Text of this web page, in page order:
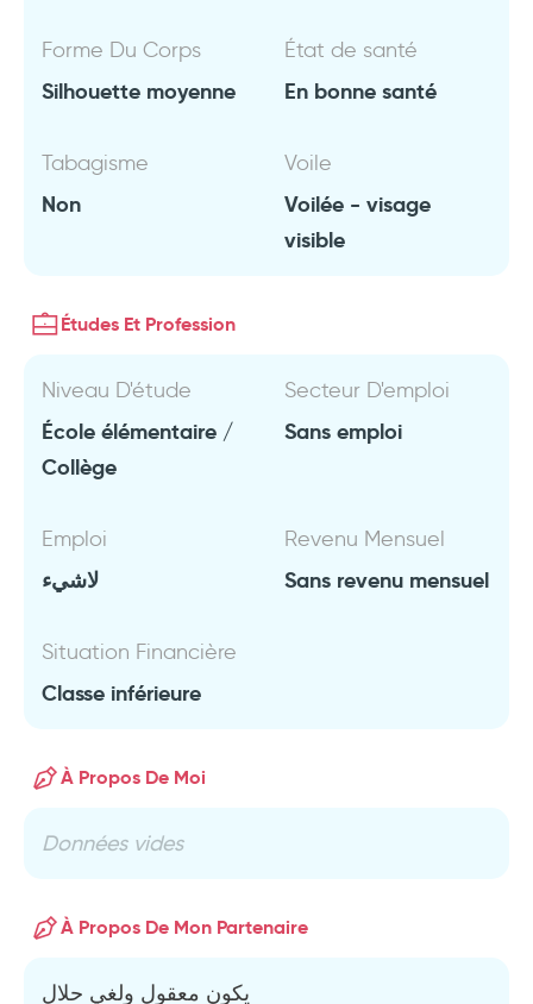
Forme Du Corps
Silhouette moyenne
État de santé
En bonne santé
Tabagisme
Non
Voile
Voilée - visage
visible
Études Et Profession
Niveau D'étude
École élémentaire /
Collège
Secteur D'emploi
Sans emploi
Emploi
لاشيء
Revenu Mensuel
Sans revenu mensuel
Situation Financière
Classe inférieure
À Propos De Moi
Données vides
À Propos De Mon Partenaire
يكون معقول ولغي حلال